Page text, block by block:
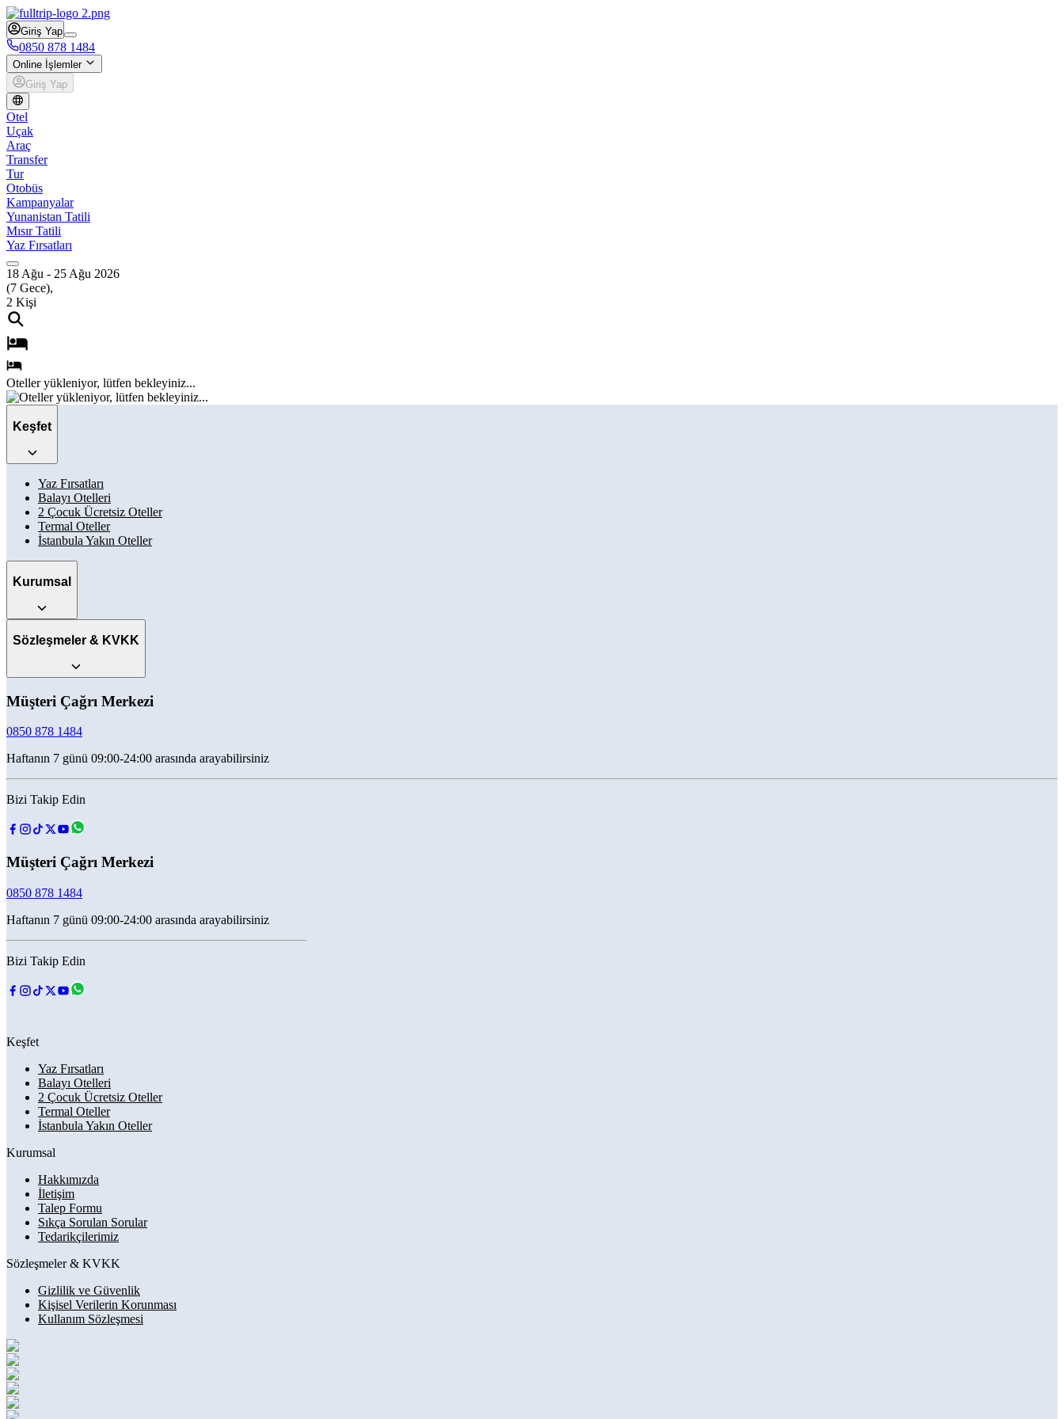
Giriş Yap
0850 878 1484
Online İşlemler
Giriş Yap
Otel
Uçak
Araç
Transfer
Tur
Otobüs
Kampanyalar
Yunanistan Tatili
Mısır Tatili
Yaz Fırsatları
18 Ağu - 25 Ağu 2026
(7 Gece),
2 Kişi
Otelleryükleniyor, lütfen bekleyiniz...
Keşfet
Yaz Fırsatları
Balayı Otelleri
2 Çocuk Ücretsiz Oteller
Termal Oteller
İstanbula Yakın Oteller
Kurumsal
Sözleşmeler & KVKK
Müşteri Çağrı Merkezi
0850 878 1484
Haftanın 7 günü 09:00-24:00 arasında arayabilirsiniz
Bizi Takip Edin
Müşteri Çağrı Merkezi
0850 878 1484
Haftanın 7 günü 09:00-24:00 arasında arayabilirsiniz
Bizi Takip Edin
Keşfet
Yaz Fırsatları
Balayı Otelleri
2 Çocuk Ücretsiz Oteller
Termal Oteller
İstanbula Yakın Oteller
Kurumsal
Hakkımızda
İletişim
Talep Formu
Sıkça Sorulan Sorular
Tedarikçilerimiz
Sözleşmeler & KVKK
Gizlilik ve Güvenlik
Kişisel Verilerin Korunması
Kullanım Sözleşmesi